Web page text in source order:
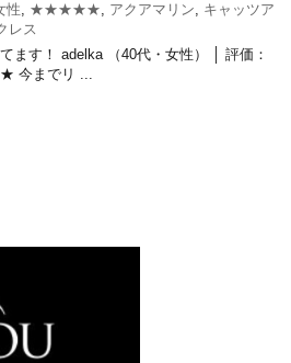
性, ★★★★★, アクアマリン, キャッツア
レス
ます！ adelka （40代・女性） │ 評価：
までリ ...